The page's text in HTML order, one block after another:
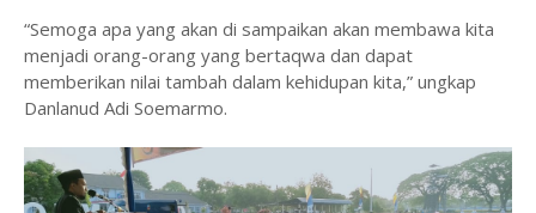
“Semoga apa yang akan di sampaikan akan membawa kita
menjadi orang-orang yang bertaqwa dan dapat
memberikan nilai tambah dalam kehidupan kita,” ungkap
Danlanud Adi Soemarmo.